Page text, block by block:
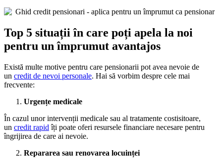
Top 5 situații în care poți apela la noi
pentru un împrumut avantajos
Există multe motive pentru care pensionarii pot avea nevoie de
un credit de nevoi personale. Hai să vorbim despre cele mai
frecvente:
Urgențe medicale
În cazul unor intervenții medicale sau al tratamente costisitoare,
un credit rapid îți poate oferi resursele financiare necesare pentru
îngrijirea de care ai nevoie.
Repararea sau renovarea locuinței